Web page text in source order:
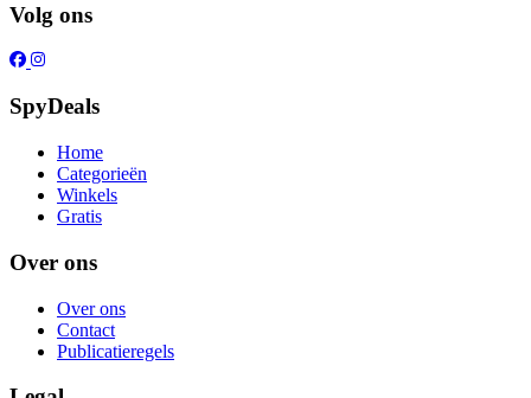
Volg ons
SpyDeals
Home
Categorieën
Winkels
Gratis
Over ons
Over ons
Contact
Publicatieregels